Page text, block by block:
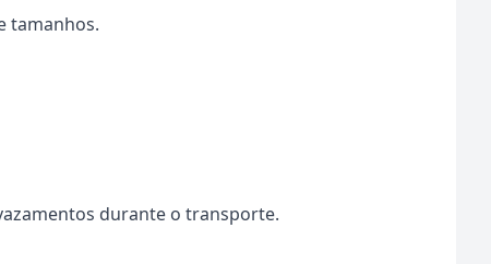
tamanhos.
durante o transporte.